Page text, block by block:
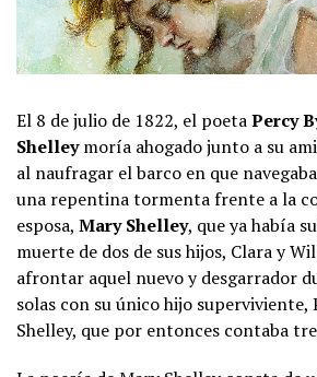
El 8 de julio de 1822, el poetaPercy
Shelleymoría ahogado junto a su
al naufragar el barco en que
una repentina tormenta frente a la
esposa, Mary Shelley, que ya había
muerte de dos de sus hijos, Clara y
afrontar aquel nuevo y desgarrador
solas con su único hijo superviviente,
Shelley, que por entonces contaba